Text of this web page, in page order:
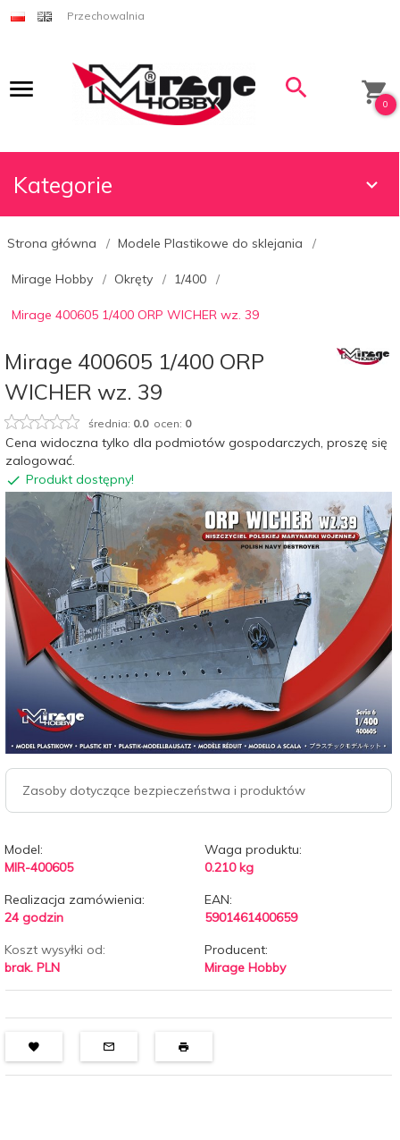
Przechowalnia
0
Kategorie
Strona główna Modele Plastikowe do sklejania
Mirage Hobby Okręty 1/400
Mirage 400605 1/400 ORP WICHER wz. 39
Mirage 400605 1/400 ORP
WICHER wz. 39
średnia: 0.0ocen: 0
Cena widoczna tylko dla podmiotów gospodarczych, proszę się
zalogować.
Produkt dostępny!
Zasoby dotyczące bezpieczeństwa i produktów
Model:
MIR-400605
Waga produktu:
0.210 kg
Realizacja zamówienia:
24 godzin
EAN:
5901461400659
Koszt wysyłki od:
brak. PLN
Producent:
Mirage Hobby